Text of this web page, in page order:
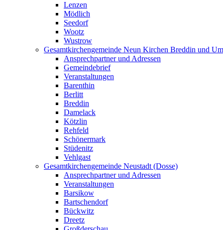
Lenzen
Mödlich
Seedorf
Wootz
Wustrow
Gesamtkirchengemeinde Neun Kirchen Breddin und
Ansprechpartner und Adressen
Gemeindebrief
Veranstaltungen
Barenthin
Berlitt
Breddin
Damelack
Kötzlin
Rehfeld
Schönermark
Stüdenitz
Vehlgast
Gesamtkirchengemeinde Neustadt (Dosse)
Ansprechpartner und Adressen
Veranstaltungen
Barsikow
Bartschendorf
Bückwitz
Dreetz